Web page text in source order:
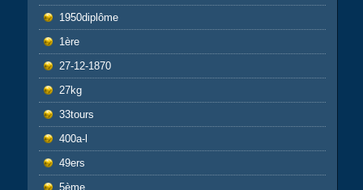
1950diplôme
1ère
27-12-1870
27kg
33tours
400a-l
49ers
5ème